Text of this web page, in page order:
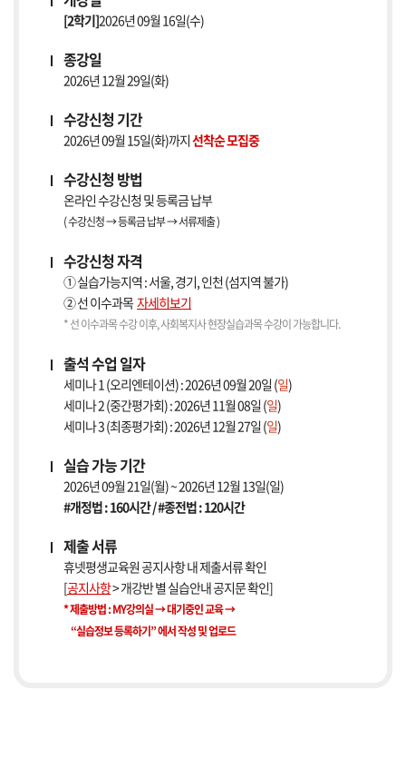
[2학기]2026년 09월 16일(수)
종강일
2026년 12월 29일(화)
수강신청 기간
2026년 09월 15일(화)까지선착순 모집중
수강신청 방법
온라인 수강신청 및 등록금 납부
( 수강신청 → 등록금 납부 → 서류제출 )
수강신청 자격
① 실습가능지역 : 서울, 경기, 인천 (섬지역 불가)
② 선 이수과목 자세히보기
* 선 이수과목 수강 이후, 사회복지사 현장실습과목 수강이 가능합니다.
출석 수업 일자
세미나 1 (오리엔테이션) : 2026년 09월 20일 (일)
세미나 2 (중간평가회) : 2026년 11월 08일 (일)
세미나 3 (최종평가회) : 2026년 12월 27일 (일)
실습 가능 기간
2026년 09월 21일(월) ~ 2026년 12월 13일(일)
#개정법 : 160시간 / #종전법 : 120시간
제출 서류
휴넷평생교육원 공지사항 내 제출서류 확인
[공지사항> 개강반 별 실습안내 공지문 확인]
* 제출방법 : MY강의실 → 대기중인 교육 →
“실습정보 등록하기” 에서 작성 및 업로드